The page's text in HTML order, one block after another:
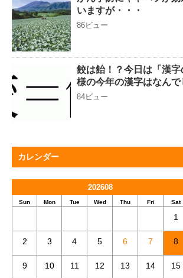
いますが・・・
86ビュー
餃は飴！？今日は「漢
様の今年の漢字はなんで
84ビュー
カレンダー
202608
Sun Mon Tue Wed Thu Fri Sat
1
2 3 4 5 6 7 8
9 10 11 12 13 14 15